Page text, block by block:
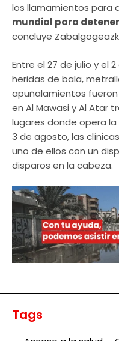
los llamamientos para
mundial para
concluye
Entre el 27 de julio y el
heridas de bala,
apuñalamientos
en Al Mawasi y Al Atar
lugares donde opera la
3 de agosto, las
uno de ellos con un
disparos en la cabeza.
Tags